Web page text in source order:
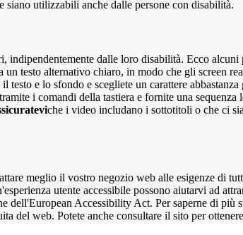
utilizzabili anche dalle persone con disabilità.
dalle loro disabilità. Ecco
testo alternativo chiaro, in modo che gli screen
testo e lo sfondo e scegliete un carattere
i comandi della tastiera e fornite una
che i video includano i sottotitoli o che ci
meglio il vostro negozio web alle esigenze di
utente accessibile possono aiutarvi ad
dell'European Accessibility Act. Per saperne di più
del web. Potete anche consultare il sito per